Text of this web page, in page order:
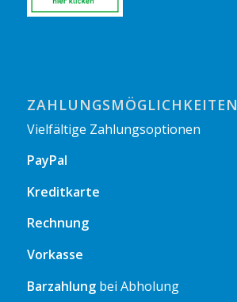
ZAHLUNGSMÖGLICHKEITEN
Vielfältige Zahlungsoptionen
PayPal
Kreditkarte
Rechnung
Vorkasse
Barzahlungbei Abholung